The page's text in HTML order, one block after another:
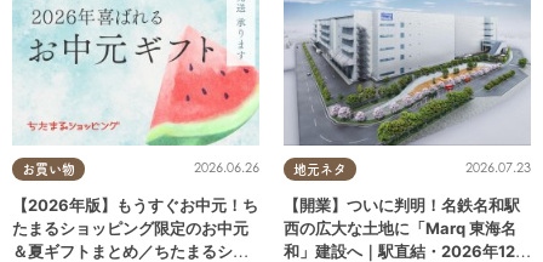
お買い物 2026.06.26
【2026年版】もうすぐお中元！ち
たまるショッピング限定のお中元
＆夏ギフトまとめ／ちたまるショ
地元ネタ 2026.07.23
【開業】ついに判明！名鉄名和駅
西の広大な土地に「Marq 東海名
和」建設へ｜駅直結・2026年12月